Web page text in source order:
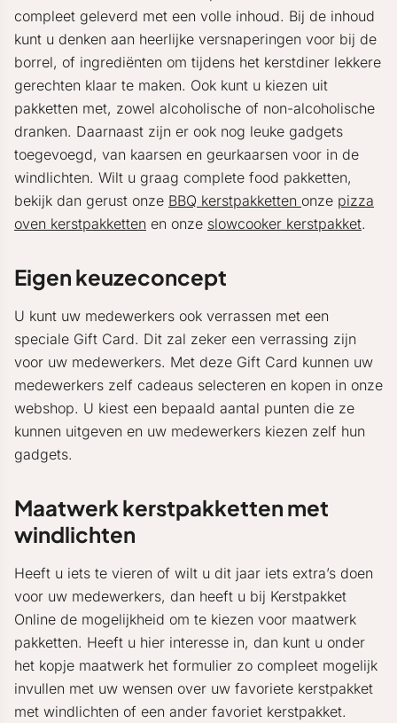
compleet geleverd met een volle inhoud. Bij de inhoud
kunt u denken aan heerlijke versnaperingen voor bij de
borrel, of ingrediënten om tijdens het kerstdiner lekkere
gerechten klaar te maken. Ook kunt u kiezen uit
pakketten met, zowel alcoholische of non-alcoholische
dranken. Daarnaast zijn er ook nog leuke gadgets
toegevoegd, van kaarsen en geurkaarsen voor in de
windlichten. Wilt u graag complete food pakketten,
bekijk dan gerust onze BBQ kerstpakketten onze pizza
oven kerstpakketten en onze slowcooker kerstpakket.
Eigen keuzeconcept
U kunt uw medewerkers ook verrassen met een
speciale Gift Card. Dit zal zeker een verrassing zijn
voor uw medewerkers. Met deze Gift Card kunnen uw
medewerkers zelf cadeaus selecteren en kopen in onze
webshop. U kiest een bepaald aantal punten die ze
kunnen uitgeven en uw medewerkers kiezen zelf hun
gadgets.
Maatwerk kerstpakketten met
windlichten
Heeft u iets te vieren of wilt u dit jaar iets extra’s doen
voor uw medewerkers, dan heeft u bij Kerstpakket
Online de mogelijkheid om te kiezen voor maatwerk
pakketten. Heeft u hier interesse in, dan kunt u onder
het kopje maatwerk het formulier zo compleet mogelijk
invullen met uw wensen over uw favoriete kerstpakket
met windlichten of een ander favoriet kerstpakket.